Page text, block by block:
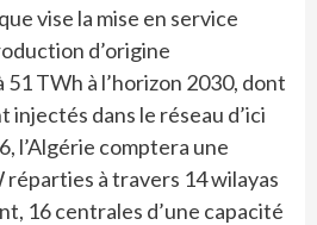
vise la mise en service
d’origine
TWh à l’horizon 2030, dont
injectés dans le réseau d’ici
l’Algérie comptera une
à travers 14 wilayas
16 centrales d’une capacité